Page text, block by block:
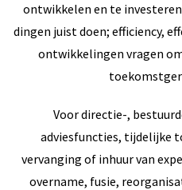
ontwikkelen en te
dingen juist doen; efficiency,
ontwikkelingen vragen
Voor directie-,
adviesfuncties, tijdelijke
vervanging of inhuur van
overname, fusie,